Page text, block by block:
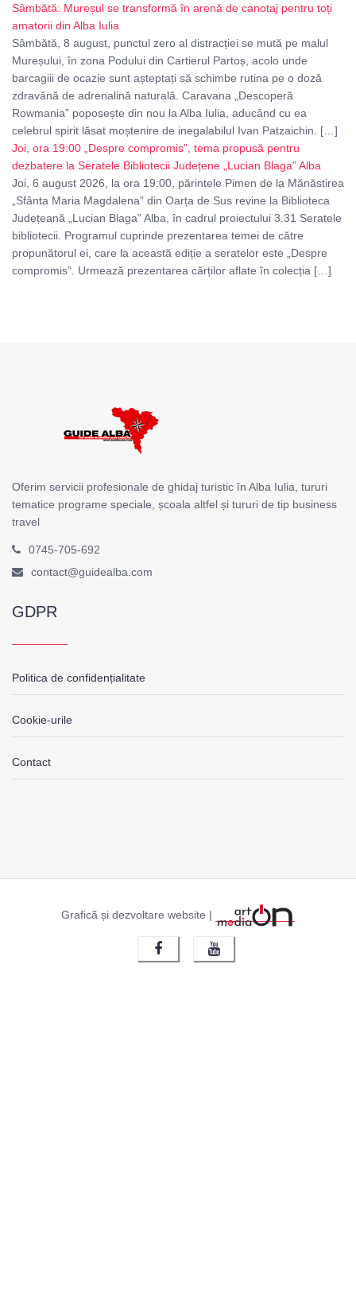
Sâmbătă: Mureșul se transformă în arenă de canotaj pentru toți
amatorii din Alba Iulia
Sâmbătă, 8 august, punctul zero al distracției se mută pe malul
Mureșului, în zona Podului din Cartierul Partoș, acolo unde
barcagiii de ocazie sunt așteptați să schimbe rutina pe o doză
zdravănă de adrenalină naturală. Caravana „Descoperă
Rowmania” poposește din nou la Alba Iulia, aducând cu ea
celebrul spirit lăsat moștenire de inegalabilul Ivan Patzaichin. […]
Joi, ora 19:00 „Despre compromis”, tema propusă pentru
dezbatere la Seratele Bibliotecii Județene „Lucian Blaga” Alba
Joi, 6 august 2026, la ora 19:00, părintele Pimen de la Mănăstirea
„Sfânta Maria Magdalena” din Oarța de Sus revine la Biblioteca
Județeană „Lucian Blaga” Alba, în cadrul proiectului 3.31 Seratele
bibliotecii. Programul cuprinde prezentarea temei de către
propunătorul ei, care la această ediție a seratelor este „Despre
compromis”. Urmează prezentarea cărților aflate în colecția […]
Oferim servicii profesionale de ghidaj turistic în Alba Iulia, tururi
tematice programe speciale, școala altfel și tururi de tip business
travel
0745-705-692
contact@guidealba.com
GDPR
Politica de confidențialitate
Cookie-urile
Contact
Graficã și dezvoltare website |